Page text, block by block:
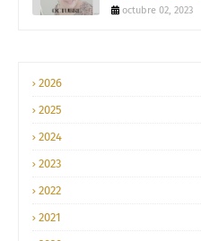
octubre 02, 2023
2026
2025
2024
2023
2022
2021